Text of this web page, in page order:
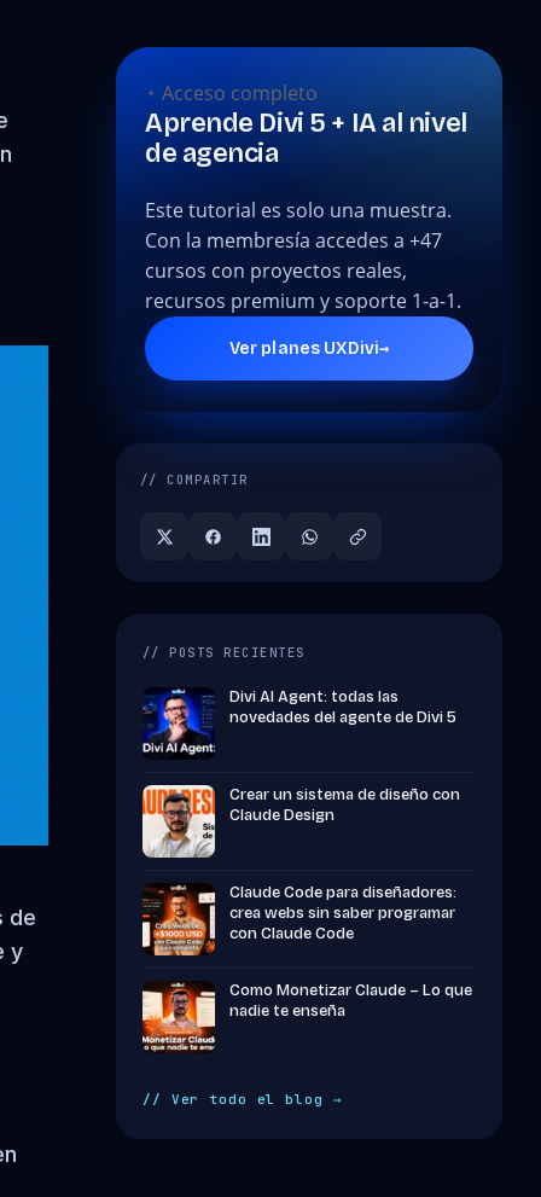
de
y
Acceso completo
Aprende Divi 5 + IA al nivel
de agencia
Este tutorial es solo una muestra.
Con la membresía accedes a +47
cursos con proyectos reales,
recursos premium y soporte 1-a-1.
Ver planes UXDivi→
// COMPARTIR
// POSTS RECIENTES
Divi AI Agent: todas las
novedades del agente de Divi 5
Crear un sistema de diseño con
Claude Design
Claude Code para diseñadores:
crea webs sin saber programar
con Claude Code
Como Monetizar Claude – Lo que
nadie te enseña
// Ver todo el blog →